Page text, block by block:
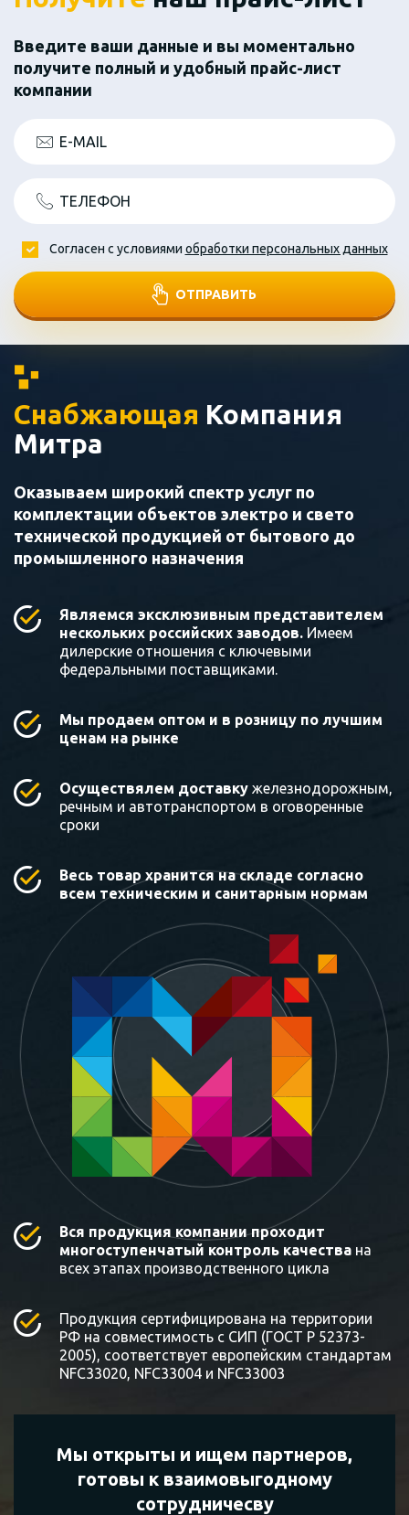
Введите ваши данные и вы моментально
получите полный и удобный прайс-лист
компании
E-MAIL
ТЕЛЕФОН
ОТПРАВИТЬ
Согласен с условиями обработки персональных данных
Снабжающая Компания
Митра
Оказываем широкий спектр услуг по
комплектации объектов электро и свето
технической продукцией от бытового до
промышленного назначения
Являемся эксклюзивным представителем
нескольких российских заводов. Имеем
дилерские отношения с ключевыми
федеральными поставщиками.
Мы продаем оптом и в розницу по лучшим
ценам на рынке
Осуществялем доставку железнодорожным,
речным и автотранспортом в оговоренные
сроки
Весь товар хранится на складе согласно
всем техническим и санитарным нормам
Вся продукция компании проходит
многоступенчатый контроль качества на
всех этапах производственного цикла
Продукция сертифицирована на территории
РФ на совместимость с СИП (ГОСТ Р 52373-
2005), соответствует европейским стандартам
NFC33020, NFC33004 и NFC33003
Мы открыты и ищем партнеров,
готовы квзаимовыгодному
сотрудничесву